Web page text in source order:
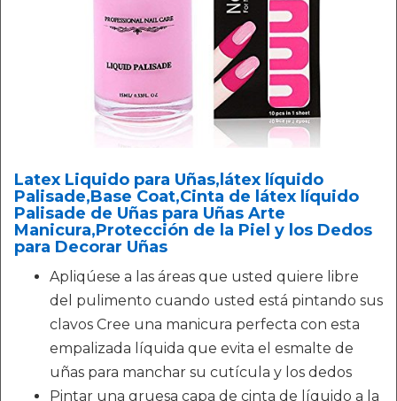
Latex Liquido para Uñas,látex líquido
Palisade,Base Coat,Cinta de látex líquido
Palisade de Uñas para Uñas Arte
Manicura,Protección de la Piel y los Dedos
para Decorar Uñas
Apliqúese a las áreas que usted quiere libre
del pulimento cuando usted está pintando sus
clavos Cree una manicura perfecta con esta
empalizada líquida que evita el esmalte de
uñas para manchar su cutícula y los dedos
Pintar una gruesa capa de cinta de líquido a la